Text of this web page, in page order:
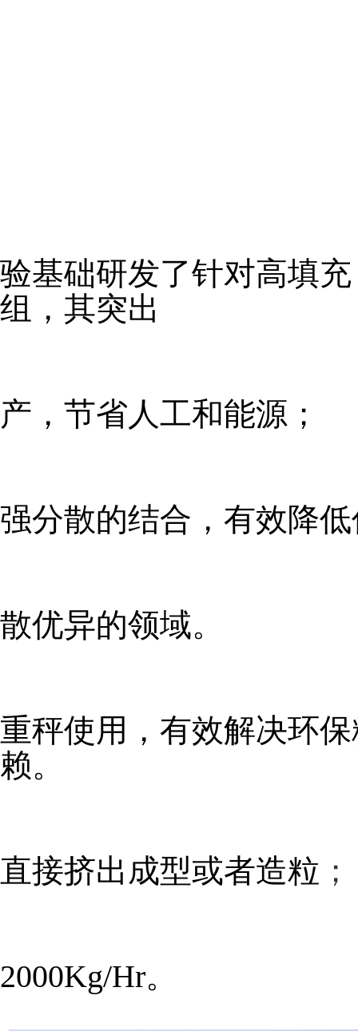
验基础研发了针对高填
组，其突出
产，节省人工和能源；
强分散的结合 ，有效降
散优异的领域。
重秤使用，有效解决环
赖。
直接挤出成型或者造粒 ；
2000Kg/Hr。